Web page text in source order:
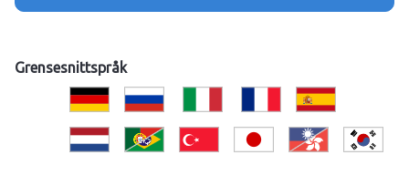
Grensesnittspråk